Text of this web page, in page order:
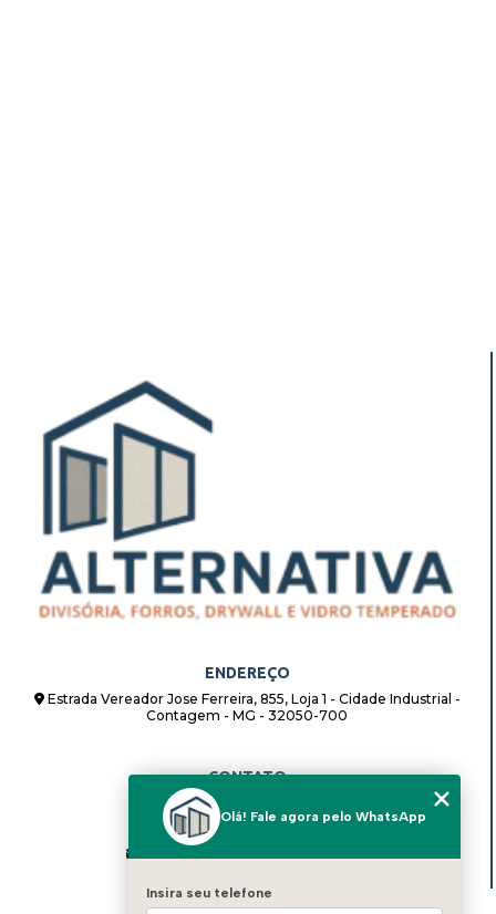
ENDEREÇO
Estrada Vereador Jose Ferreira, 855, Loja 1 - Cidade Industrial -
Contagem - MG - 32050-700
CONTATO
(31) 98862-8408
(31) 98862-8408
Olá! Fale agora pelo WhatsApp
Insira seu telefone